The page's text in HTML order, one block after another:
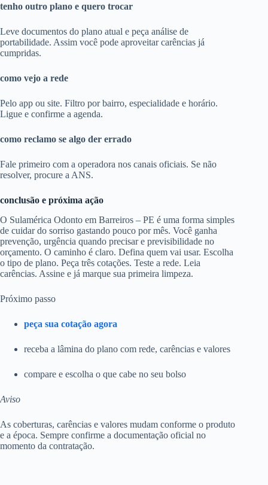
tenho outro plano e quero trocar
Leve documentos do plano atual e peça análise de
portabilidade. Assim você pode aproveitar carências já
cumpridas.
como vejo a rede
Pelo app ou site. Filtro por bairro, especialidade e horário.
Ligue e confirme a agenda.
como reclamo se algo der errado
Fale primeiro com a operadora nos canais oficiais. Se não
resolver, procure a ANS.
conclusão e próxima ação
O Sulamérica Odonto em Barreiros – PE é uma forma simples
de cuidar do sorriso gastando pouco por mês. Você ganha
prevenção, urgência quando precisar e previsibilidade no
orçamento. O caminho é claro. Defina quem vai usar. Escolha
o tipo de plano. Peça três cotações. Teste a rede. Leia
carências. Assine e já marque sua primeira limpeza.
Próximo passo
peça sua cotação agora
receba a lâmina do plano com rede, carências e valores
compare e escolha o que cabe no seu bolso
Aviso
As coberturas, carências e valores mudam conforme o produto
e a época. Sempre confirme a documentação oficial no
momento da contratação.